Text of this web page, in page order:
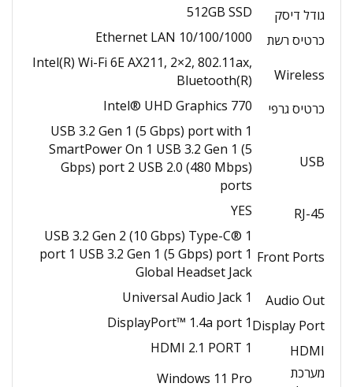
גודל דיסק
512GB SSD
כרטיס רשת
Ethernet LAN 10/100/1000
Wireless
Intel(R) Wi-Fi 6E AX211, 2×2, 802.11ax,
Bluetooth(R)
כרטיס גרפי
Intel® UHD Graphics 770
USB
1 USB 3.2 Gen 1 (5 Gbps) port with
SmartPower On 1 USB 3.2 Gen 1 (5
Gbps) port 2 USB 2.0 (480 Mbps)
ports
RJ-45
YES
Front Ports
1 USB 3.2 Gen 2 (10 Gbps) Type-C®
port 1 USB 3.2 Gen 1 (5 Gbps) port 1
Global Headset Jack
Audio Out
1 Universal Audio Jack
Display Port
1 DisplayPort™ 1.4a port
HDMI
1 HDMI 2.1 PORT
מערכת
Windows 11 Pro